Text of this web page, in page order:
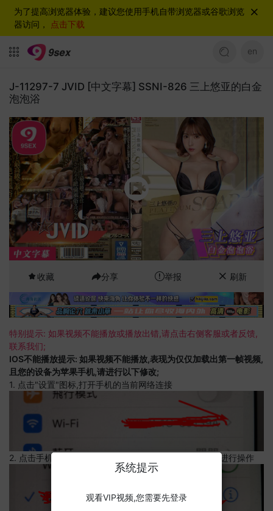
为了提高浏览器体验，建议您使用手机自带浏览器或谷歌浏览
器访问， 点击下载
en
J-11297-7 JVID [中文字幕] SSNI-826 三上悠亚的白金
泡泡浴
收藏 分享 举报 刷新
特别提示: 如果视频不能播放或播放出错,请点击右侧客服或者反馈,
联系我们;
IOS不能播放提示: 如果视频不能播放,表现为仅仅加载出第一帧视频,
且您的设备为苹果手机,请进行以下修改;
1. 点击"设置"图标,打开手机的当前网络连接
2. 点击手机的当前网络连接,上边有一个感叹号,点击可以进行操作
系统提示
观看VIP视频,您需要先登录